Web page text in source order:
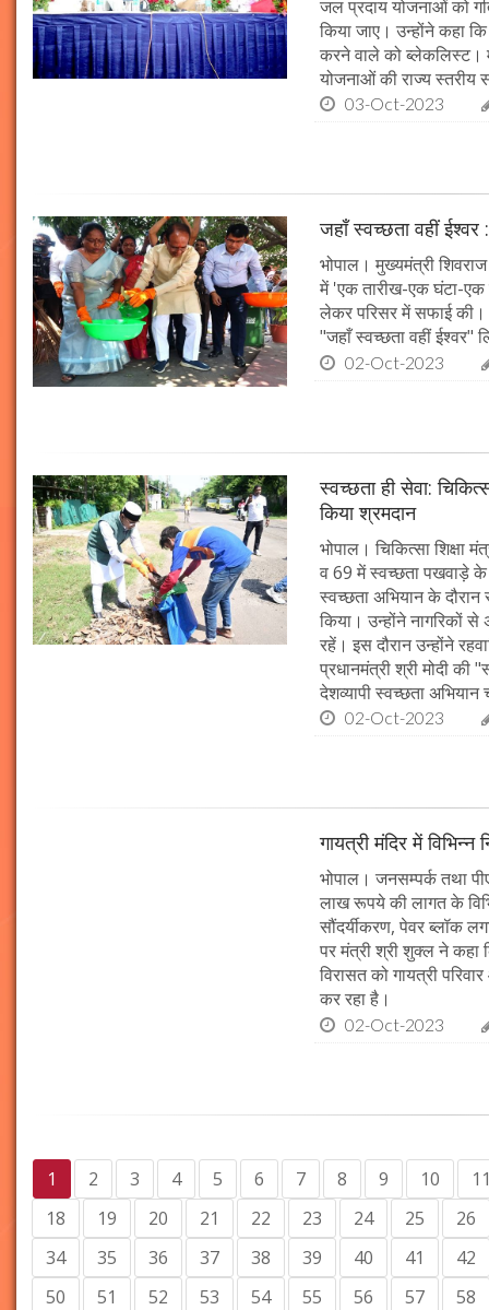
जल प्रदाय योजनाओं को
किया जाए। उन्होंने कहा
करने वाले को ब्लेकलिस्ट।
योजनाओं की राज्य स्तरीय
03-Oct-2023
जहाँ स्वच्छता वहीं ईश्वर
भोपाल। मुख्यमंत्री
में 'एक तारीख-एक घंटा-एक
लेकर परिसर में सफाई की।
"जहाँ स्वच्छता वहीं ईश्वर"
02-Oct-2023
स्वच्छता ही सेवा:
किया श्रमदान
भोपाल। चिकित्सा शिक्षा
व 69 में स्वच्छता पखवाड़े के
स्वच्छता अभियान के
किया। उन्होंने नागरिकों
रहें। इस दौरान उन्होंने
प्रधानमंत्री श्री मोदी
देशव्यापी स्वच्छता अभियान
02-Oct-2023
गायत्री मंदिर में विभिन्न
भोपाल। जनसम्पर्क तथा
लाख रूपये की लागत के
सौंदर्यीकरण, पेवर ब्लॉक
पर मंत्री श्री शुक्ल ने कहा
विरासत को गायत्री
कर रहा है।
02-Oct-2023
1 2 3 4 5 6 7 8 9 10
18
19 20 21 22 23 24 25
26
34
35 36 37 38 39 40 41
42
50
51 52 53 54 55 56 57
58